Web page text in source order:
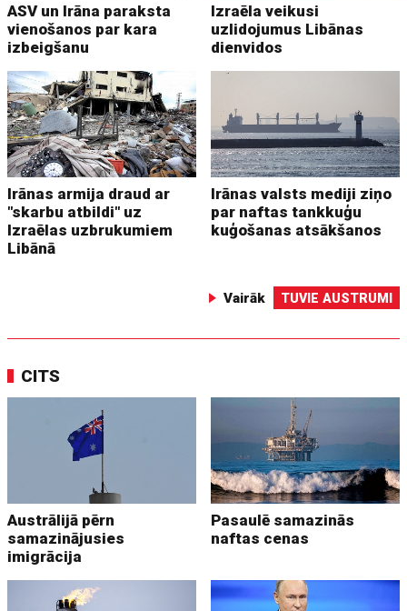
ASV un Irāna paraksta
vienošanos par kara
izbeigšanu
Izraēla veikusi
uzlidojumus Libānas
dienvidos
Irānas armija draud ar
"skarbu atbildi" uz
Izraēlas uzbrukumiem
Libānā
Irānas valsts mediji ziņo
par naftas tankkuģu
kuģošanas atsākšanos
Vairāk TUVIE AUSTRUMI
CITS
Austrālijā pērn
samazinājusies
imigrācija
Pasaulē samazinās
naftas cenas